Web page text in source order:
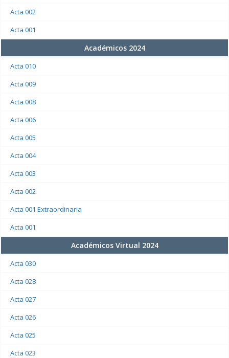
Acta 002
Acta 001
Académicos 2024
Acta 010
Acta 009
Acta 008
Acta 006
Acta 005
Acta 004
Acta 003
Acta 002
Acta 001 Extraordinaria
Acta 001
Académicos Virtual 2024
Acta 030
Acta 028
Acta 027
Acta 026
Acta 025
Acta 023